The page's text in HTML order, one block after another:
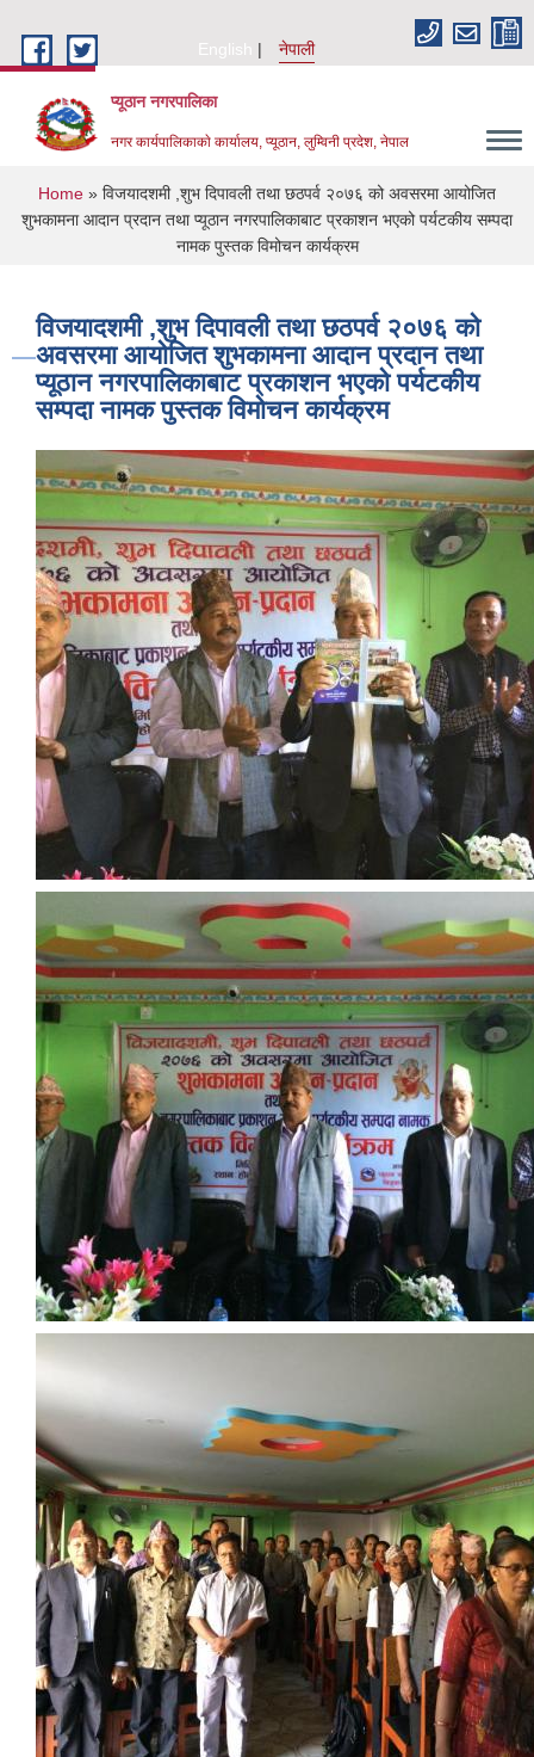
English
नेपाली
प्यूठान नगरपालिका
नगर कार्यपालिकाकाे कार्यालय, प्यूठान, लुम्विनी प्रदेश, नेपाल
You are here
Home » विजयादशमी ,शुभ दिपावली तथा छठपर्व २०७६ को अवसरमा आयोजित
शुभकामना आदान प्रदान तथा प्यूठान नगरपालिकाबाट प्रकाशन भएको पर्यटकीय सम्पदा
नामक पुस्तक विमोचन कार्यक्रम
विजयादशमी ,शुभ दिपावली तथा छठपर्व २०७६ को
अवसरमा आयोजित शुभकामना आदान प्रदान तथा
प्यूठान नगरपालिकाबाट प्रकाशन भएको पर्यटकीय
सम्पदा नामक पुस्तक विमोचन कार्यक्रम